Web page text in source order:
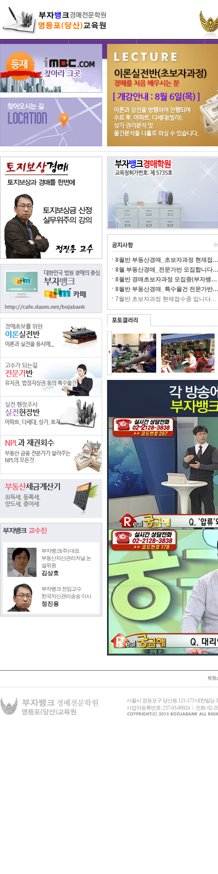
부자뱅크(주) 대표
부동산자산관리저널 논
설위원
김상호
부자뱅크 전임교수
한국자신관리송송 이사
정진용
8월반 부동산경매_초보자과정 현재접…
8월 부동산경매_전문가반 모집합니다…
8월반 경매초보자과정 모집중(부자뱅…
8월반 부동산경매_특수물건 전문가반…
7월반 초보자과정 현재접수중 입니다…
서울시 영등포구 당산동 121-173 대한빌
사업자등록번호: 237-93-00924 / 전화: 02-